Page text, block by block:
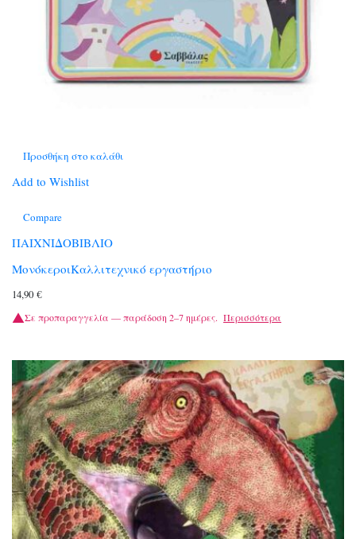
Προσθήκη στο καλάθι
Add to Wishlist
Compare
ΠΑΙΧΝΙΔΟΒΙΒΛΙΟ
ΜονόκεροιΚαλλιτεχνικό εργαστήριο
14,90 €
Σε προπαραγγελία — παράδοση 2–7 ημέρες. Περισσότερα